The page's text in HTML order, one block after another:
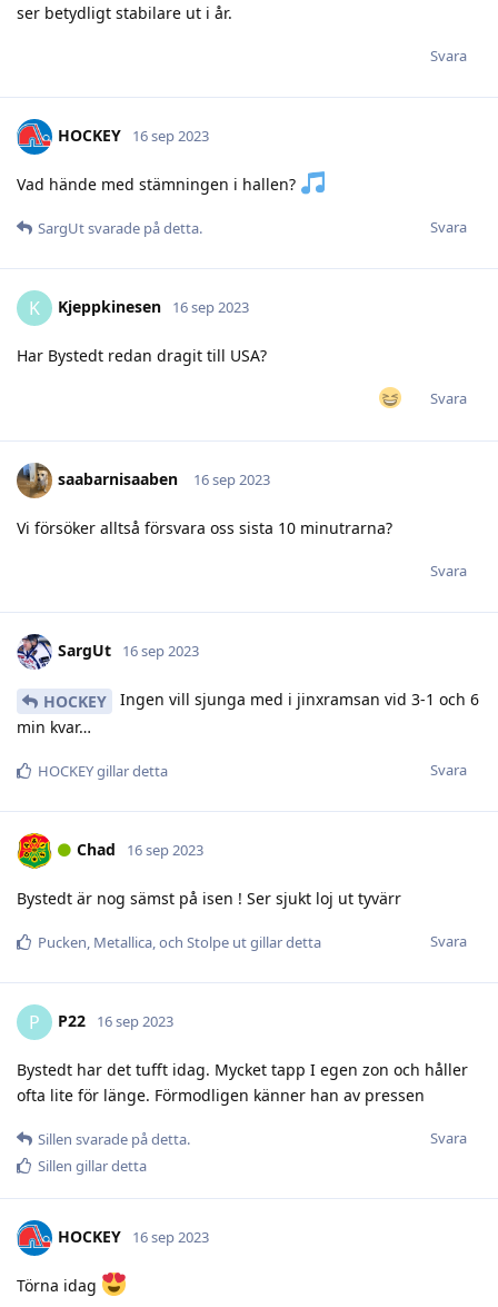
ser betydligt stabilare ut i år.
Svara
HOCKEY 16 sep 2023
Vad hände med stämningen i hallen?
Svara
SargUtsvarade på detta.
K Kjeppkinesen 16 sep 2023
Har Bystedt redan dragit till USA?
Svara
saabarnisaaben 16 sep 2023
Vi försöker alltså försvara oss sista 10 minutrarna?
Svara
SargUt 16 sep 2023
HOCKEY
Ingen vill sjunga med i jinxramsan vid 3-1 och 6
min kvar…
Svara
HOCKEYgillar detta
Chad 16 sep 2023
Bystedt är nog sämst på isen ! Ser sjukt loj ut tyvärr
Svara
Pucken, Metallica, och Stolpe utgillar detta
P P22 16 sep 2023
Bystedt har det tufft idag. Mycket tapp I egen zon och håller
ofta lite för länge. Förmodligen känner han av pressen
Svara
Sillen svarade på detta.
Sillen gillar detta
HOCKEY 16 sep 2023
Törna idag